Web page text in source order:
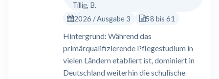
Tillig, B.
2026 / Ausgabe 3
58 bis 61
Hintergrund: Während das
primärqualifizierende Pflegestudium in
vielen Ländern etabliert ist, dominiert in
Deutschland weiterhin die schulische